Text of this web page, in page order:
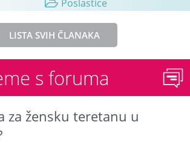
Poslastice
LISTA SVIH ČLANAKA
s foruma
za žensku teretanu u